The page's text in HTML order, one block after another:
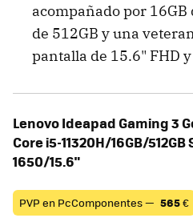
acompañado por 16GB
de 512GB y una
pantalla de 15.6" FHD y
Lenovo Ideapad Gaming 3
Core i5-11320H/16GB/512GB
1650/15.6"
PVP en PcComponentes — 565€